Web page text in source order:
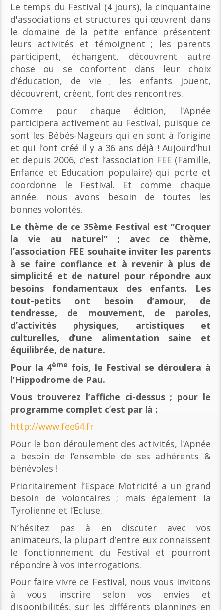
Le temps du Festival (4 jours), la cinquantaine
d'associations et structures qui œuvrent dans
le domaine de la petite enfance présentent
leurs activités et témoignent ; les parents
participent, échangent, découvrent autre
chose ou se confortent dans leur choix
d’éducation, de vie ; les enfants jouent,
découvrent, créent, font des rencontres.
Comme pour chaque édition, l'Apnée
participera activement au Festival, puisque ce
sont les Bébés-Nageurs qui en sont à l’origine
et qui l’ont créé il y a 36 ans déjà ! Aujourd’hui
et depuis 2006, c’est l’association FEE (Famille,
Enfance et Education populaire) qui porte et
coordonne le Festival. Et comme chaque
année, nous avons besoin de toutes les
bonnes volontés.
Le thème de ce 35ème Festival est “Croquer
la vie au naturel” ; avec ce thème,
l’association FEE souhaite inviter les parents
à se faire confiance et à revenir à plus de
simplicité et de naturel pour répondre aux
besoins fondamentaux des enfants. Les
tout-petits ont besoin d’amour, de
tendresse, de mouvement, de paroles,
d’activités physiques, artistiques et
culturelles, d’une alimentation saine et
équilibrée, de nature.
Pour la 4ème fois, le Festival se déroulera à
l’Hippodrome de Pau.
Vous trouverez l’affiche ci-dessus ; pour le
programme complet c’est par là :
http://www.fee64.fr
Pour le bon déroulement des activités, l'Apnée
a besoin de l’ensemble de ses adhérents &
bénévoles !
Prioritairement l’Espace Motricité a un grand
besoin de volontaires ; mais également la
Tyrolienne et l’Ecluse.
N’hésitez pas à en discuter avec vos
animateurs, la plupart d’entre eux connaissent
le fonctionnement du Festival et pourront
répondre à vos interrogations.
Pour faire vivre ce Festival, nous vous invitons
à vous inscrire selon vos envies et
disponibilités, sur les différents plannings en